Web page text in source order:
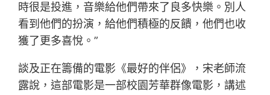
時很是投進，音樂給他們帶來了良多快樂。別人
看到他們的扮演，給他們積極的反饋，他們也收
獲了更多喜悅。”
談及正在籌備的電影《最好的伴侶》，宋老師流
露說，這部電影是一部校園芳華群像電影，講述